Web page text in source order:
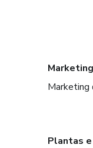
Marketing
Plantas